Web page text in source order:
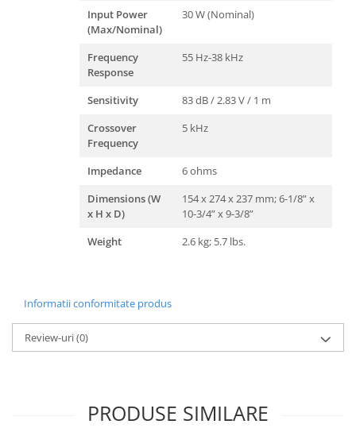
Input Power
(Max/Nominal)
30 W (Nominal)
Frequency
Response
55 Hz-38 kHz
Sensitivity
83 dB / 2.83 V / 1 m
Crossover
Frequency
5 kHz
Impedance
6 ohms
Dimensions (W
x H x D)
154 x 274 x 237 mm; 6-1/8” x
10-3/4” x 9-3/8”
Weight
2.6 kg; 5.7 lbs.
Informatii conformitate produs
Review-uri(0)
PRODUSE SIMILARE